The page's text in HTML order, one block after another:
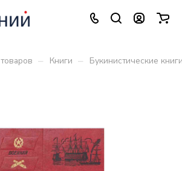
– Книги – Букинистические